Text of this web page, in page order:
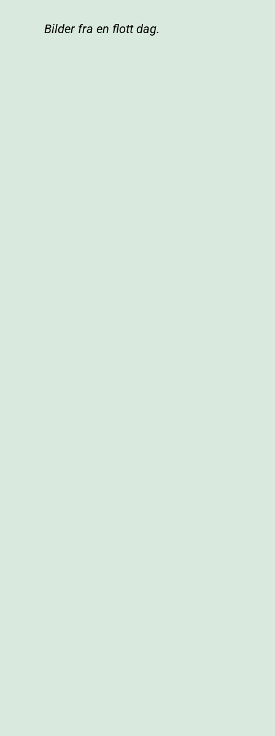
Bilder fra en flott dag.